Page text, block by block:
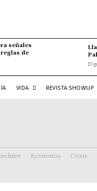
señales
de
El
VIDA REVISTA SHOWUP
Economía Crisis